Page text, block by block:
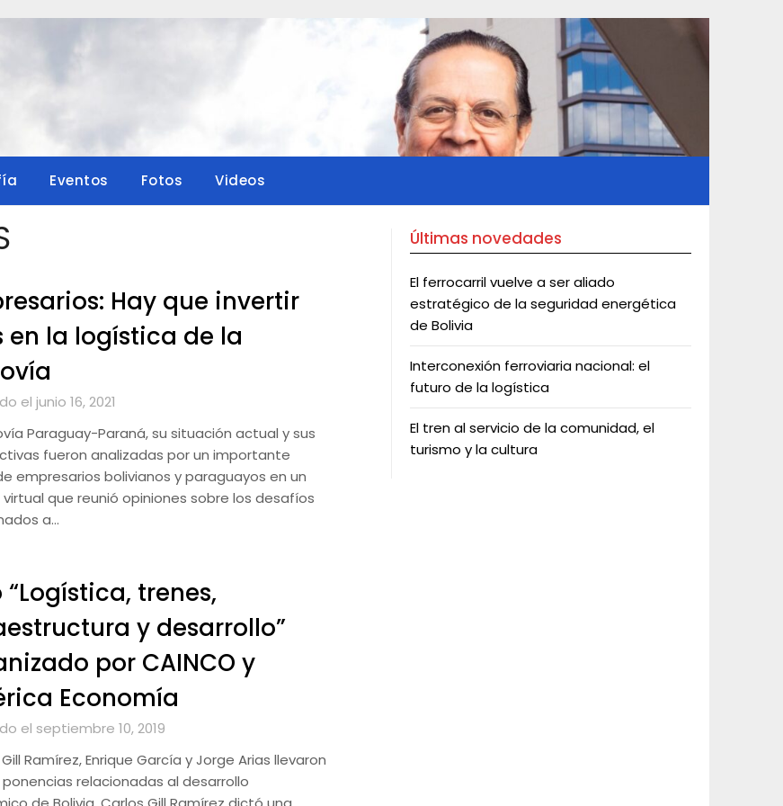
Eventos Fotos Videos
Hay que invertir
en la logística de la
el junio 16, 2021
Paraguay-Paraná, su situación actual y sus
fueron analizadas por un importante
empresarios bolivianos y paraguayos en un
que reunió opiniones sobre los desafíos
a…
“Logística, trenes,
y desarrollo”
por CAINCO y
Economía
el septiembre 10, 2019
Ramírez, Enrique García y Jorge Arias llevaron
relacionadas al desarrollo
Últimas novedades
El ferrocarril vuelve a ser aliado
estratégico de la seguridad energética
de Bolivia
Interconexión ferroviaria nacional: el
futuro de la logística
El tren al servicio de la comunidad, el
turismo y la cultura